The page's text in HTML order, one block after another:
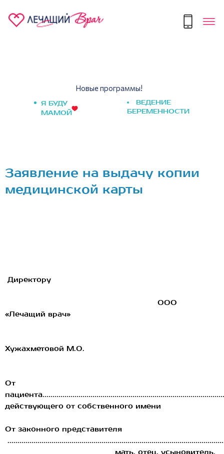
Новые программы!
ВЕДЕНИЕ
БЕРЕМЕННОСТИ
Я БУДУ
МАМОЙ
Заявление на выдачу копии
медицинской карты
Директору
ООО
«Лечащий врач»
Хужахметовой М.О.
От
действующего от собственного имени
От законного представителя